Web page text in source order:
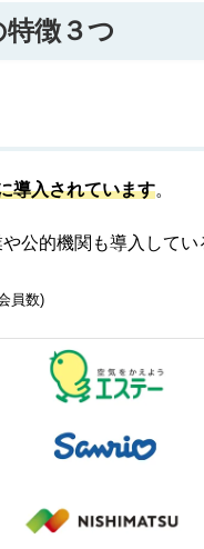
徴３つ
導入されています。
公的機関も導入して
員数)